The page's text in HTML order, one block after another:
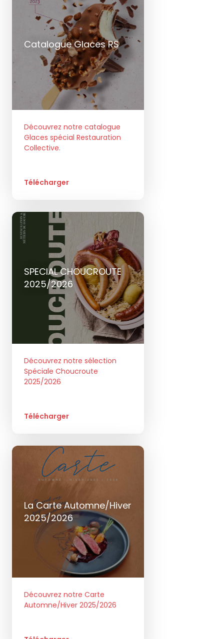
Catalogue Glaces RS
Découvrez notre catalogue
Glaces spécial Restauration
Collective.
Télécharger
SPECIAL CHOUCROUTE
2025/2026
Découvrez notre sélection
Spéciale Choucroute
2025/2026
Télécharger
La Carte Automne/Hiver
2025/2026
Découvrez notre Carte
Automne/Hiver 2025/2026